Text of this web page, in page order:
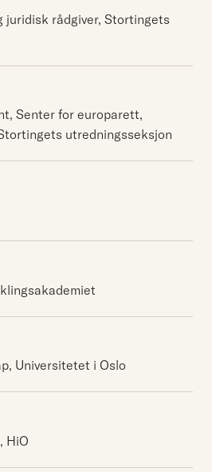
rådgiver, Stortingets
Senter for europarett,
utredningsseksjon
Universitetet i Oslo
HiO